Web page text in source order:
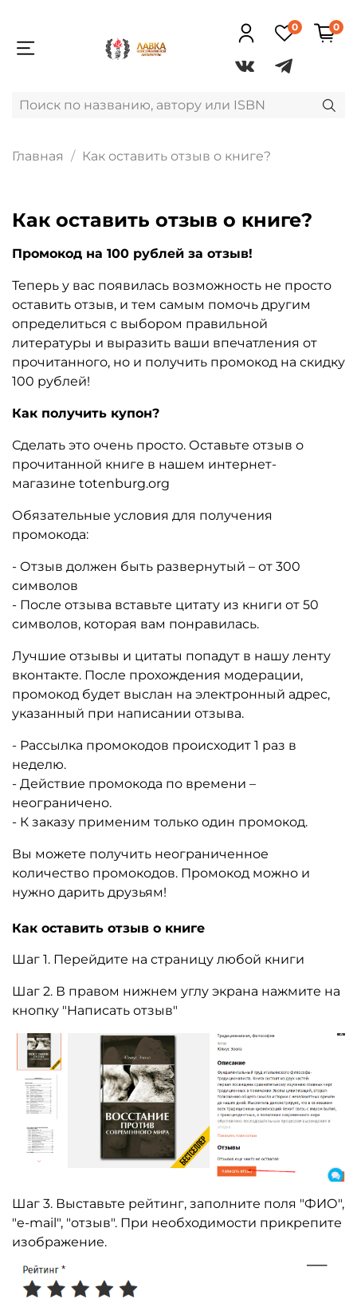
0 0
Главная Как оставить отзыв о книге?
Как оставить отзыв о книге?
Промокод на 100 рублей за отзыв!
Теперь у вас появилась возможность не просто
оставить отзыв, и тем самым помочь другим
определиться с выбором правильной
литературы и выразить ваши впечатления от
прочитанного, но и получить промокод на скидку
100 рублей!
Как получить купон?
Сделать это очень просто. Оставьте отзыв о
прочитанной книге в нашем интернет-
магазине totenburg.org
Обязательные условия для получения
промокода:
- Отзыв должен быть развернутый – от 300
символов
- После отзыва вставьте цитату из книги от 50
символов, которая вам понравилась.
Лучшие отзывы и цитаты попадут в нашу ленту
вконтакте. После прохождения модерации,
промокод будет выслан на электронный адрес,
указанный при написании отзыва.
- Рассылка промокодов происходит 1 раз в
неделю.
- Действие промокода по времени –
неограничено.
- К заказу применим только один промокод.
Вы можете получить неограниченное
количество промокодов. Промокод можно и
нужно дарить друзьям!
Как оставить отзыв о книге
Шаг 1. Перейдите на страницу любой книги
Шаг 2. В правом нижнем углу экрана нажмите на
кнопку "Написать отзыв"
Шаг 3. Выставьте рейтинг, заполните поля "ФИО",
"e-mail", "отзыв". При необходимости прикрепите
изображение.